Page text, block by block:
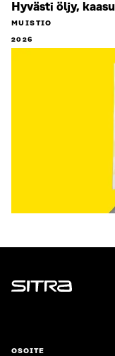
Hyvästi öljy,
MUISTIO
2026
Sitra
OSOITE